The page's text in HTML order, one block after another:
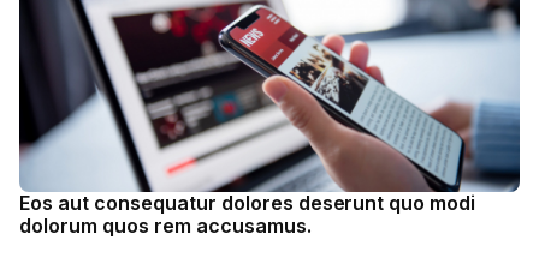
Eos aut consequatur dolores deserunt quo modi
dolorum quos rem accusamus.